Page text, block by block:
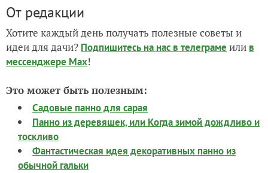
От редакции
Хотите каждый день получать полезные советы и
идеи для дачи? Подпишитесь на нас в телеграме или в
мессенджере Max!
Это может быть полезным:
Садовые панно для сарая
Панно из деревяшек, или Когда зимой дождливо и
тоскливо
Фантастическая идея декоративных панно из
обычной гальки